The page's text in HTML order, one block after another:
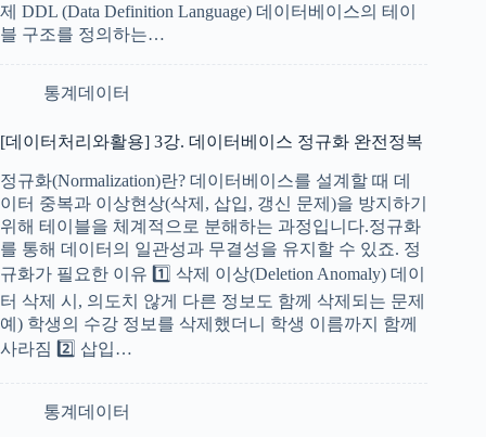
제 DDL (Data Definition Language) 데이터베이스의 테이
블 구조를 정의하는…
통계데이터
[데이터처리와활용] 3강. 데이터베이스 정규화 완전정복
정규화(Normalization)란? 데이터베이스를 설계할 때 데
이터 중복과 이상현상(삭제, 삽입, 갱신 문제)을 방지하기
위해 테이블을 체계적으로 분해하는 과정입니다.정규화
를 통해 데이터의 일관성과 무결성을 유지할 수 있죠. 정
규화가 필요한 이유 1️⃣ 삭제 이상(Deletion Anomaly) 데이
터 삭제 시, 의도치 않게 다른 정보도 함께 삭제되는 문제
예) 학생의 수강 정보를 삭제했더니 학생 이름까지 함께
사라짐 2️⃣ 삽입…
통계데이터